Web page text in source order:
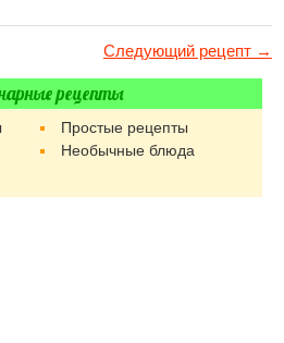
Следующий рецепт →
рецепты
Простые рецепты
Необычные блюда